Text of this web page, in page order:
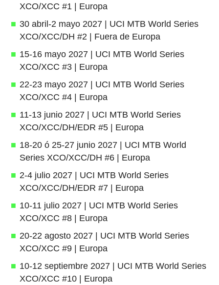
XCO/XCC #1 | Europa
30 abril-2 mayo 2027 | UCI MTB World Series
XCO/XCC/DH #2 | Fuera de Europa
15-16 mayo 2027 | UCI MTB World Series
XCO/XCC #3 | Europa
22-23 mayo 2027 | UCI MTB World Series
XCO/XCC #4 | Europa
11-13 junio 2027 | UCI MTB World Series
XCO/XCC/DH/EDR #5 | Europa
18-20 ó 25-27 junio 2027 | UCI MTB World
Series XCO/XCC/DH #6 | Europa
2-4 julio 2027 | UCI MTB World Series
XCO/XCC/DH/EDR #7 | Europa
10-11 julio 2027 | UCI MTB World Series
XCO/XCC #8 | Europa
20-22 agosto 2027 | UCI MTB World Series
XCO/XCC #9 | Europa
10-12 septiembre 2027 | UCI MTB World Series
XCO/XCC #10 | Europa